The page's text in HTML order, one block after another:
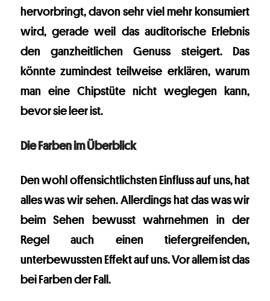
hervorbringt, davon sehr viel mehr konsumiert
wird, gerade weil das auditorische Erlebnis
den ganzheitlichen Genuss steigert. Das
könnte zumindest teilweise erklären, warum
man eine Chipstüte nicht weglegen kann,
bevor sie leer ist.
Die Farben im Überblick
Den wohl offensichtlichsten Einfluss auf uns, hat
alles was wir sehen. Allerdings hat das was wir
beim Sehen bewusst wahrnehmen in der
Regel auch einen tiefergreifenden,
unterbewussten Effekt auf uns. Vor allem ist das
bei Farben der Fall.